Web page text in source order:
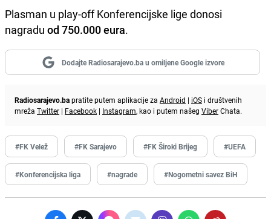
Plasman u play-off Konferencijske lige donosi
nagradu od 750.000 eura.
Dodajte Radiosarajevo.ba u omiljene Google izvore
Radiosarajevo.bapratite putem aplikacije za Android | iOS i društvenih
mreža Twitter | Facebook | Instagram, kao i putem našeg ViberChata.
#FK Velež #FK Sarajevo #FK Široki Brijeg #UEFA
#Konferencijska liga #nagrade #Nogometni savez BiH